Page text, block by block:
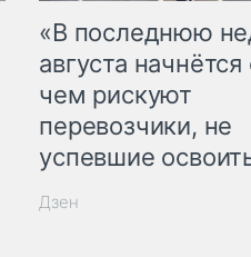
«В последнюю
августа начнётся
чем рискуют
перевозчики, не
успевшие
Дзен